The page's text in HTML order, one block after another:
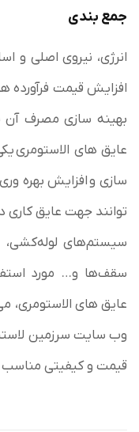
جمع بندی
انرژی، نیروی اصلی و
افزایش قیمت فرآورده
بهینه سازی مصرف آن
عایق های الاستومری
سازی و افزایش بهره
توانند جهت عایق
سیستم‌های لوله‌کشی،
سقف‌ها و… مورد
عایق های الاستومری،
وب سایت سرزمین
قیمت و کیفیتی